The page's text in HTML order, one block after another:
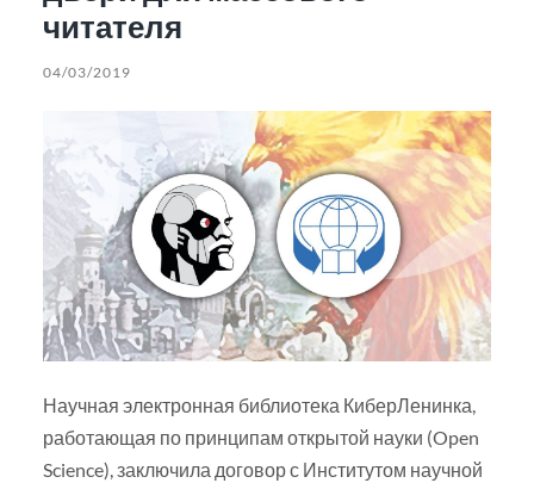
читателя
04/03/2019
Научная электронная библиотека КиберЛенинка,
работающая по принципам открытой науки (Open
Science), заключила договор с Институтом научной